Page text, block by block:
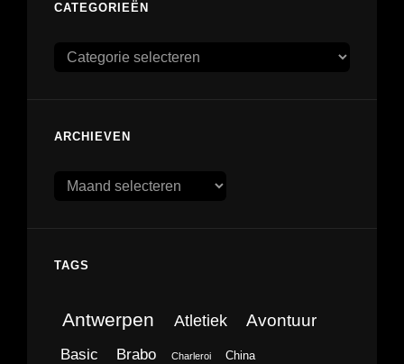
CATEGORIEËN
Categorieën
ARCHIEVEN
Archieven
TAGS
Antwerpen Atletiek Avontuur
Basic Brabo Charleroi China